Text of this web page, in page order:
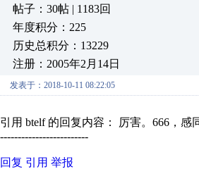
帖子：30帖 | 1183回
年度积分：225
历史总积分：13229
注册：2005年2月14日
发表于：2018-10-11 08:22:05
引用 btelf 的回复内容： 厉害。666，感
-------------------------
回复 引用 举报